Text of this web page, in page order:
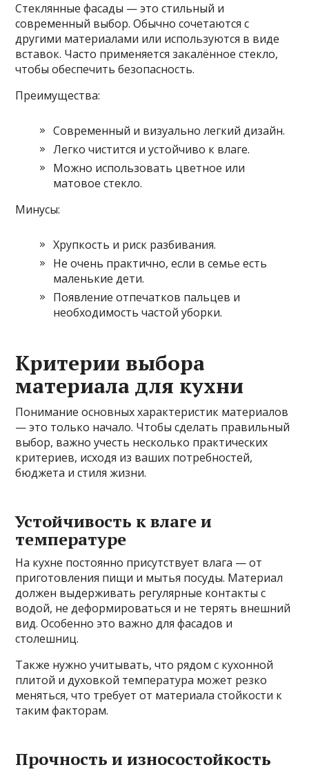
Стеклянные фасады — это стильный и
современный выбор. Обычно сочетаются с
другими материалами или используются в виде
вставок. Часто применяется закалённое стекло,
чтобы обеспечить безопасность.
Преимущества:
Современный и визуально легкий дизайн.
Легко чистится и устойчиво к влаге.
Можно использовать цветное или
матовое стекло.
Минусы:
Хрупкость и риск разбивания.
Не очень практично, если в семье есть
маленькие дети.
Появление отпечатков пальцев и
необходимость частой уборки.
Критерии выбора
материала для кухни
Понимание основных характеристик материалов
— это только начало. Чтобы сделать правильный
выбор, важно учесть несколько практических
критериев, исходя из ваших потребностей,
бюджета и стиля жизни.
Устойчивость к влаге и
температуре
На кухне постоянно присутствует влага — от
приготовления пищи и мытья посуды. Материал
должен выдерживать регулярные контакты с
водой, не деформироваться и не терять внешний
вид. Особенно это важно для фасадов и
столешниц.
Также нужно учитывать, что рядом с кухонной
плитой и духовкой температура может резко
меняться, что требует от материала стойкости к
таким факторам.
Прочность и износостойкость